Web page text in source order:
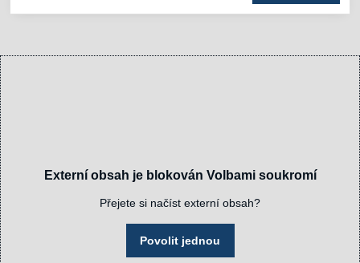
Externí obsah je blokován Volbami soukromí
Přejete si načíst externí obsah?
Povolit jednou